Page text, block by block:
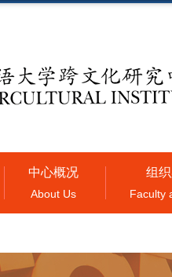
中心概况
About Us
组
Faculty